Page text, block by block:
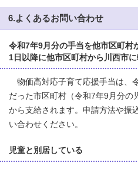
6.よくあるお問い合わせ
令和7年9月分の手当を他市区町村
1日以降に他市区町村から川西市に
物価高対応子育て応援手当は、
だった市区町村（令和7年9月分の
から支給されます。申請方法や振
い合わせください。
児童と別居している